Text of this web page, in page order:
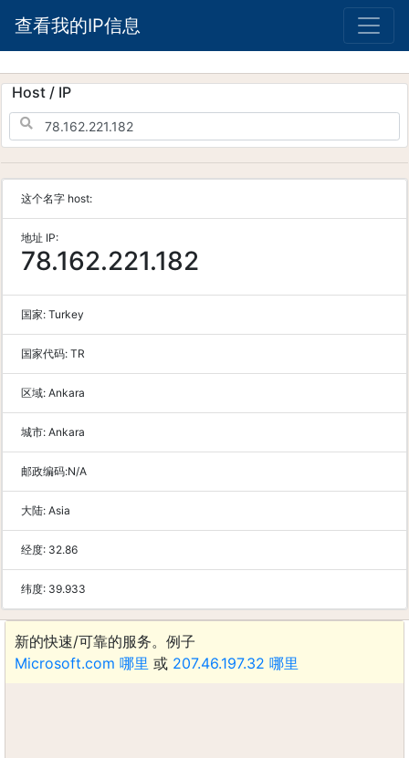
查看我的IP信息
Host / IP
这个名字 host:
地址 IP:
78.162.221.182
国家: Turkey
国家代码: TR
区域: Ankara
城市: Ankara
邮政编码:N/A
大陆: Asia
经度: 32.86
纬度: 39.933
新的快速/可靠的服务。例子
Microsoft.com 哪里 或 207.46.197.32 哪里